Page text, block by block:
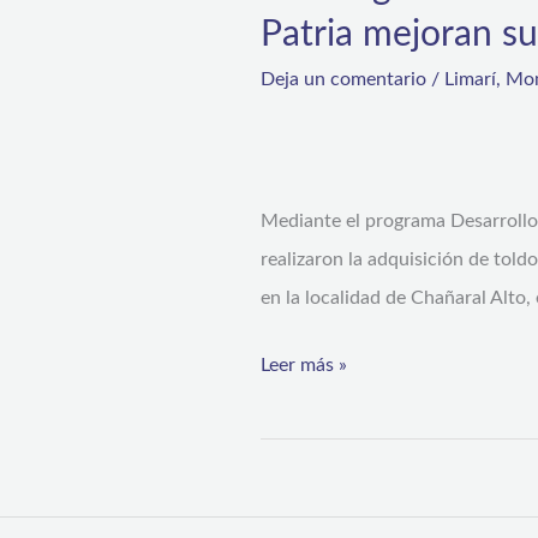
Patria mejoran
Deja un comentario / Limarí,
Mediante el programa
realizaron la adquisición de
en la localidad de Chañaral
Leer más »